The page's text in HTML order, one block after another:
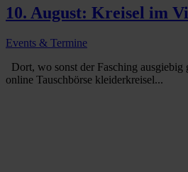
10. August: Kreisel im
Events & Termine
Dort, wo sonst der Fasching
online Tauschbörse kleiderkreisel...